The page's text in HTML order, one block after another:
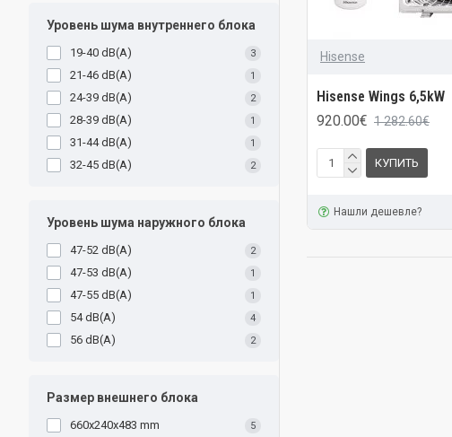
Уровень шума внутреннего блока
19-40 dB(A) 3
21-46 dB(A) 1
24-39 dB(A) 2
28-39 dB(A) 1
31-44 dB(A) 1
32-45 dB(A) 2
Уровень шума наружного блока
47-52 dB(A) 2
47-53 dB(A) 1
47-55 dB(A) 1
54 dB(A) 4
56 dB(A) 2
Размер внешнего блока
660x240x483 mm 5
Hisense
Hisense Wings 6,5kW
920.00€ 1 282.60€
КУПИТЬ
Нашли дешевле?